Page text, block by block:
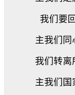
我们要
主我们
我们转离
主我们